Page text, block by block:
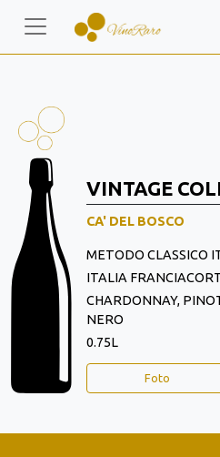
VINTAGE
CA' DEL BOSCO
METODO CLASSICO
ITALIA
CHARDONNAY,
NERO
0.75L
Foto